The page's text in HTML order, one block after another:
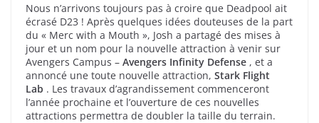
Nous n’arrivons toujours pas à croire que Deadpool ait
écrasé D23 ! Après quelques idées douteuses de la part
du « Merc with a Mouth », Josh a partagé des mises à
jour et un nom pour la nouvelle attraction à venir sur
Avengers Campus – Avengers Infinity Defense , et a
annoncé une toute nouvelle attraction, Stark Flight
Lab . Les travaux d’agrandissement commenceront
l’année prochaine et l’ouverture de ces nouvelles
attractions permettra de doubler la taille du terrain.